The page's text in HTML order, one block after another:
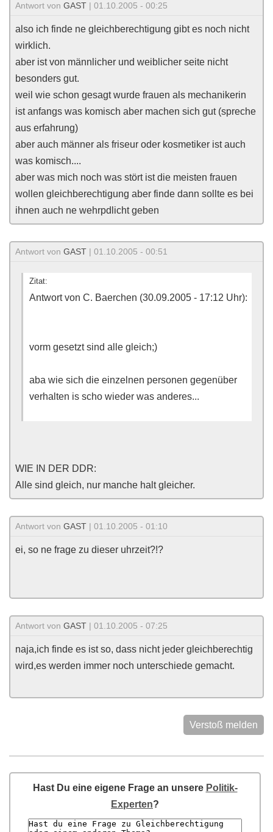
Antwort von GAST | 01.10.2005 - 00:25
also ich finde ne gleichberechtigung gibt es noch nicht
wirklich.
aber ist von männlicher und weiblicher seite nicht
besonders gut.
weil wie schon gesagt wurde frauen als mechanikerin
ist anfangs was komisch aber machen sich gut (spreche
aus erfahrung)
aber auch männer als friseur oder kosmetiker ist auch
was komisch....
aber was mich noch was stört ist die meisten frauen
wollen gleichberechtigung aber finde dann sollte es bei
ihnen auch ne wehrpdlicht geben
Antwort von GAST | 01.10.2005 - 00:51
Zitat:
Antwort von C. Baerchen (30.09.2005 - 17:12 Uhr):
vorm gesetzt sind alle gleich;)
aba wie sich die einzelnen personen gegenüber
verhalten is scho wieder was anderes...
WIE IN DER DDR:
Alle sind gleich, nur manche halt gleicher.
Antwort von GAST | 01.10.2005 - 01:10
ei, so ne frage zu dieser uhrzeit?!?
Antwort von GAST | 01.10.2005 - 07:25
naja,ich finde es ist so, dass nicht jeder gleichberechtig
wird,es werden immer noch unterschiede gemacht.
Verstoß melden
Hast Du eine eigene Frage an unsere Politik-
Experten?